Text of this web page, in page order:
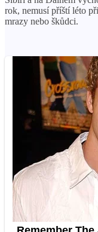
rok, nemusí příští léto
mrazy nebo škůdci.